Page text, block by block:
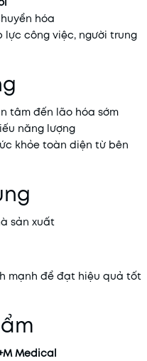
hóa
lực công việc, người trung
tâm đến lão hóa sớm
năng lượng
khỏe toàn diện từ bên
sản xuất
mạnh để đạt hiệu quả tốt
Medical